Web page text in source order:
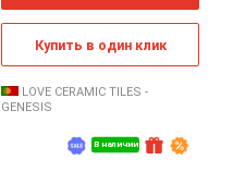
В наличии
Купить в один клик
LOVE CERAMIC TILES -
GENESIS